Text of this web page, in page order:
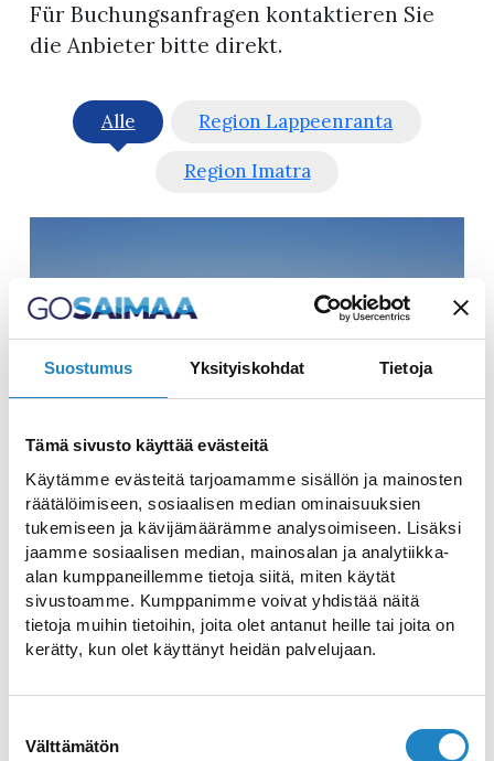
Suostumus Yksityiskohdat Tietoja
Tämä sivusto käyttää evästeitä
Käytämme evästeitä tarjoamamme sisällön ja mainosten
räätälöimiseen, sosiaalisen median ominaisuuksien
tukemiseen ja kävijämäärämme analysoimiseen. Lisäksi
jaamme sosiaalisen median, mainosalan ja analytiikka-
alan kumppaneillemme tietoja siitä, miten käytät
sivustoamme. Kumppanimme voivat yhdistää näitä
tietoja muihin tietoihin, joita olet antanut heille tai joita on
kerätty, kun olet käyttänyt heidän palvelujaan.
valinta
Välttämätön
Für Buchungsanfragen kontaktieren Sie
die Anbieter bitte direkt.
Alle Region Lappeenranta
Region Imatra
SAUNAFLOSS SISU
Unvergessliche Fahrten auf dem Saimaa-See
Übernachtungsmöglichkeiten
Unterkunft am Saimaa-See in Imatra